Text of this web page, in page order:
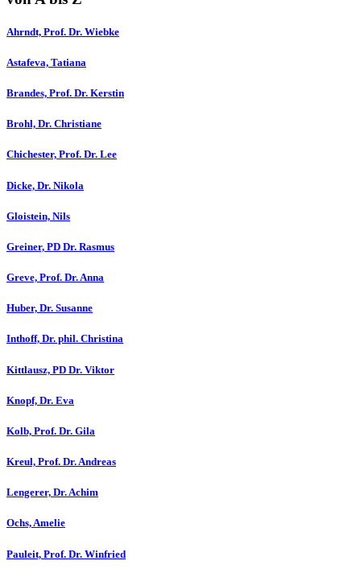
Ahrndt, Prof. Dr. Wiebke
Astafeva, Tatiana
Brandes, Prof. Dr. Kerstin
Brohl, Dr. Christiane
Chichester, Prof. Dr. Lee
Dicke, Dr. Nikola
Gloistein, Nils
Greiner, PD Dr. Rasmus
Greve, Prof. Dr. Anna
Huber, Dr. Susanne
Inthoff, Dr. phil. Christina
Kittlausz, PD Dr. Viktor
Knopf, Dr. Eva
Kolb, Prof. Dr. Gila
Kreul, Prof. Dr. Andreas
Lengerer, Dr. Achim
Ochs, Amelie
Pauleit, Prof. Dr. Winfried